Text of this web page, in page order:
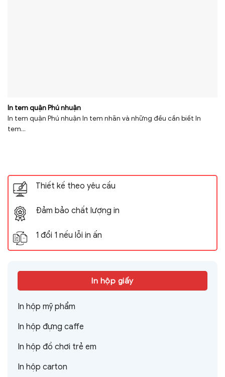
In tem quận Phú nhuận
In tem quận Phú nhuận In tem nhãn và những đều cần biết In
tem...
Thiết kế theo yêu cầu
Đảm bảo chất lượng in
1 đổi 1 nếu lỗi in ấn
In hộp giấy
In hộp mỹ phẩm
In hộp đựng caffe
In hộp đồ chơi trẻ em
In hộp carton